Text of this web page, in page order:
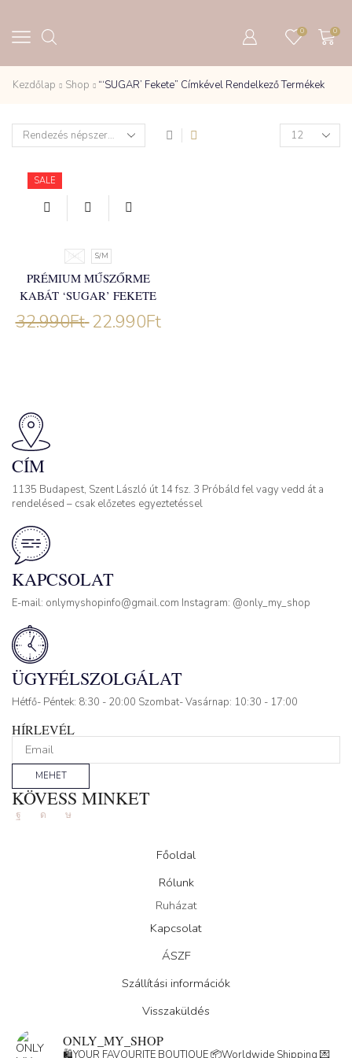
0 0
Kezdőlap Shop “‘SUGAR’ Fekete” Címkével Rendelkező Termékek
Products
per
SALE
M/L S/M
PRÉMIUM MŰSZŐRME
KABÁT ‘SUGAR’ FEKETE
32.990Ft 22.990Ft
CÍM
1135 Budapest, Szent László út 14 fsz. 3 Próbáld fel vagy vedd át a
rendelésed – csak előzetes egyeztetéssel
KAPCSOLAT
E-mail: onlymyshopinfo@gmail.com Instagram: @only_my_shop
ÜGYFÉLSZOLGÁLAT
Hétfő- Péntek: 8:30 - 20:00 Szombat- Vasárnap: 10:30 - 17:00
HÍRLEVÉL
MEHET
KÖVESS MINKET
FacebookInstagram
Tik-
Főoldal
Rólunk
Ruházat
Kapcsolat
ÁSZF
Szállítási információk
Visszaküldés
ONLY_MY_SHOP
🛍️YOUR FAVOURITE BOUTIQUE📦Worldwide Shipping 💌